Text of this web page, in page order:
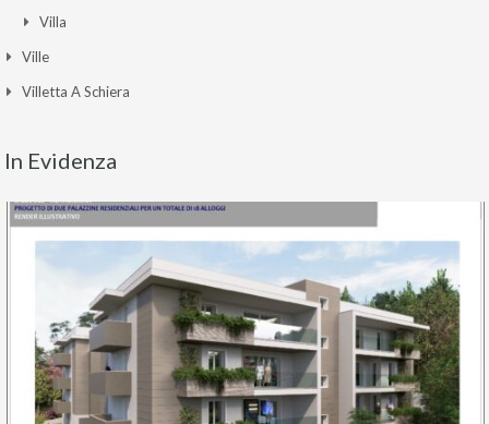
Villa
Ville
Villetta A Schiera
In Evidenza